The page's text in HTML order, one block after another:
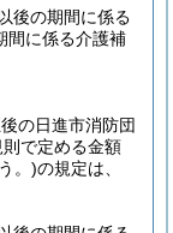
後の期間に係る
間に係る介護補
の日進市消防団
で定める金額
。)の規定は、